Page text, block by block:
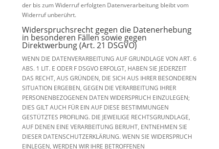
der bis zum Widerruf erfolgten Datenverarbeitung bleibt vom
Widerruf unberührt.
Widerspruchsrecht gegen die Datenerhebung
in besonderen Fällen sowie gegen
Direktwerbung (Art. 21 DSGVO)
WENN DIE DATENVERARBEITUNG AUF GRUNDLAGE VON ART. 6
ABS. 1 LIT. E ODER F DSGVO ERFOLGT, HABEN SIE JEDERZEIT
DAS RECHT, AUS GRÜNDEN, DIE SICH AUS IHRER BESONDEREN
SITUATION ERGEBEN, GEGEN DIE VERARBEITUNG IHRER
PERSONENBEZOGENEN DATEN WIDERSPRUCH EINZULEGEN;
DIES GILT AUCH FÜR EIN AUF DIESE BESTIMMUNGEN
GESTÜTZTES PROFILING. DIE JEWEILIGE RECHTSGRUNDLAGE,
AUF DENEN EINE VERARBEITUNG BERUHT, ENTNEHMEN SIE
DIESER DATENSCHUTZERKLÄRUNG. WENN SIE WIDERSPRUCH
EINLEGEN, WERDEN WIR IHRE BETROFFENEN